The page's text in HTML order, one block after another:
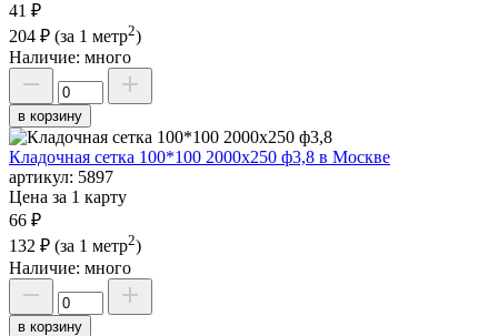
41 ₽
204 ₽ (за 1 метр2)
Наличие: много
в корзину
Кладочная сетка 100*100 2000х250 ф3,8 в Москве
артикул: 5897
Цена за 1 карту
66 ₽
132 ₽ (за 1 метр2)
Наличие: много
в корзину